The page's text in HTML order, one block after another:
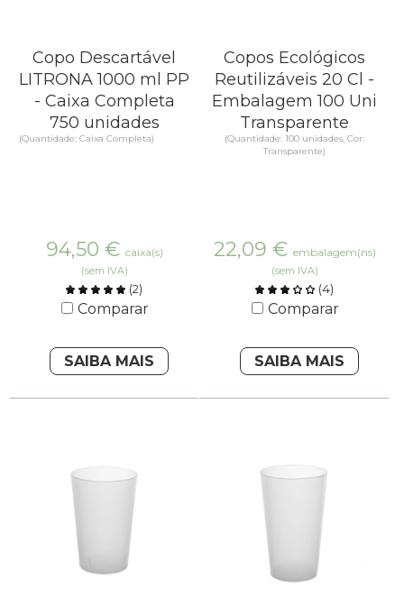
Copo Descartável
LITRONA 1000 ml PP
- Caixa Completa
750 unidades
(Quantidade: Caixa Completa)
94,50 € caixa(s)
(sem IVA)
(2)
Comparar
SAIBA MAIS
Copos Ecológicos
Reutilizáveis 20 Cl -
Embalagem 100 Uni
Transparente
(Quantidade: 100 unidades, Cor:
Transparente)
22,09 € embalagem(ns)
(sem IVA)
(4)
Comparar
SAIBA MAIS